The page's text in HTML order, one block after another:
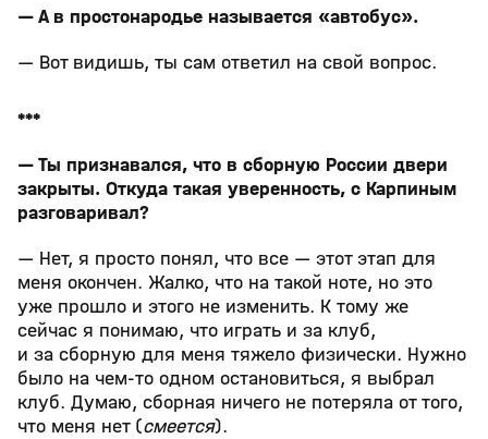
— А в простонародье называется «автобус».
— Вот видишь, ты сам ответил на свой вопрос.
***
— Ты признавался, что в сборную России двери
закрыты. Откуда такая уверенность, с Карпиным
разговаривал?
— Нет, я просто понял, что все — этот этап для
меня окончен. Жалко, что на такой ноте, но это
уже прошло и этого не изменить. К тому же
сейчас я понимаю, что играть и за клуб,
и за сборную для меня тяжело физически. Нужно
было на чем-то одном остановиться, я выбрал
клуб. Думаю, сборная ничего не потеряла от того,
что меня нет (смеется).